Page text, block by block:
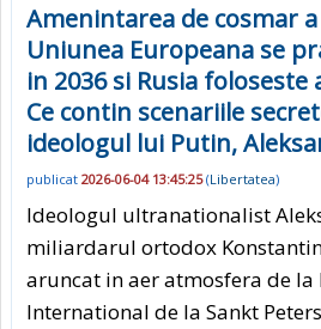
Amenintarea de cosmar
Uniunea Europeana se
in 2036 si Rusia foloseste
Ce contin scenariile
ideologul lui Putin,
publicat 2026-06-04 13:45:25(Libertatea)
Ideologul ultranationalist
miliardarul ortodox
aruncat in aer atmosfera de
International de la Sankt